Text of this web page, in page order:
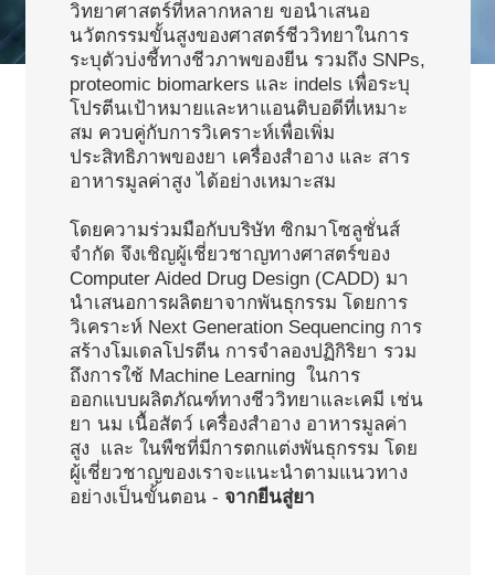
วิทยาศาสตร์ที่หลากหลาย ขอนำเสนอ
นวัตกรรมขั้นสูงของศาสตร์ชีววิทยาในการ
ระบุตัวบ่งชี้ทางชีวภาพของยีน รวมถึง SNPs,
proteomic biomarkers และ indels เพื่อระบุ
โปรตีนเป้าหมายและหาแอนติบอดีที่เหมาะ
สม ควบคู่กับการวิเคราะห์เพื่อเพิ่ม
ประสิทธิภาพของยา เครื่องสำอาง และ สาร
อาหารมูลค่าสูง ได้อย่างเหมาะสม
โดยความร่วมมือกับบริษัท ซิกมาโซลูชั่นส์
จำกัด จึงเชิญผู้เชี่ยวชาญทางศาสตร์ของ
Computer Aided Drug Design (CADD) มา
นำเสนอการผลิตยาจากพันธุกรรม โดยการ
วิเคราะห์ Next Generation Sequencing การ
สร้างโมเดลโปรตีน การจำลองปฏิกิริยา รวม
ถึงการใช้ Machine Learning ในการ
ออกแบบผลิตภัณฑ์ทางชีววิทยาและเคมี เช่น
ยา นม เนื้อสัตว์ เครื่องสำอาง อาหารมูลค่า
สูง และ ในพืชที่มีการตกแต่งพันธุกรรม โดย
ผู้เชี่ยวชาญของเราจะแนะนำตามแนวทาง
อย่างเป็นขั้นตอน - จากยีนสู่ยา